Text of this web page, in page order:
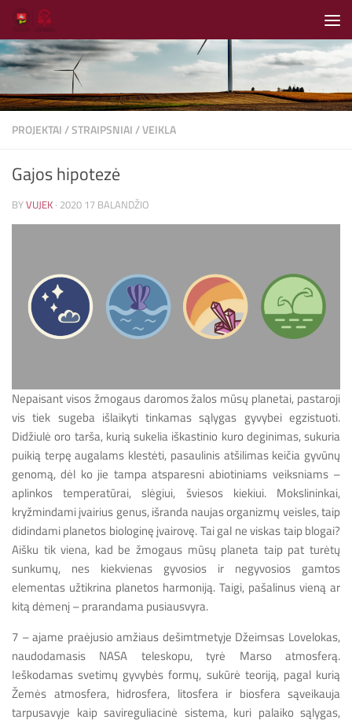
Skip to content
PROJEKTAI/STRAIPSNIAI/VEIKLA
Gajos hipotezė
BYVUJEK · 2020 17 BALANDŽIO
Nepaisant visos žmogaus daromos žalos mūsų planetai, pastaroji
vis tiek sugeba išlaikyti tinkamas sąlygas gyvybei egzistuoti.
Didžiulė oro tarša, kurią sukelia iškastinio kuro deginimas, sukuria
puikią terpę augalams klestėti, pasaulinis atšilimas keičia gyvūnų
genomą, dėl ko jie tampa atsparesni abiotiniams veiksniams –
aplinkos temperatūrai, slėgiui, šviesos kiekiui. Mokslininkai,
kryžmindami įvairius genus, išranda naujas organizmų veisles, taip
didindami planetos biologinę įvairovę. Tai gal ne viskas taip blogai?
Aišku tik viena, kad be žmogaus mūsų planeta taip pat turėtų
sunkumų, nes kiekvienas gyvosios ir negyvosios gamtos
elementas užtikrina planetos harmoniją. Taigi, pašalinus vieną ar
kitą dėmenį – prarandama pusiausvyra.
7 – ajame praėjusio amžiaus dešimtmetyje Džeimsas Lovelokas,
naudodamasis NASA teleskopu, tyrė Marso atmosferą.
Ieškodamas svetimų gyvybės formų, sukūrė teoriją, pagal kurią
Žemės atmosfera, hidrosfera, litosfera ir biosfera sąveikauja
tarpusavyje kaip savireguliacinė sistema, kuri palaiko sąlygas,